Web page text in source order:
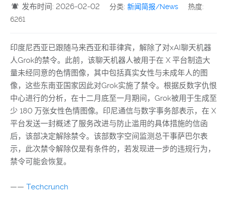
发布时间: 2026-02-02 分类:新闻简报/News
热度:
6261
印度尼西亚已跟随马来西亚和菲律宾，解除了对xAI聊天机器
人Grok的禁令。此前，该聊天机器人被用于在 X 平台制造大
量未经同意的色情图像，其中包括真实女性与未成年人的图
像，这些东南亚国家因此对Grok实施了禁令。根据反数字仇恨
中心进行的分析，在十二月底至一月期间，Grok被用于生成至
少 180 万张女性色情图像。印尼通信与数字事务部表示，在 X
平台发送一封概述了服务改进与防止滥用的具体措施的信函
后，该部决定解除禁令。该部数字空间监测总干事萨巴尔表
示，此次禁令解除仅是有条件的，若发现进一步的违规行为，
禁令可能会恢复。
—— Techcrunch